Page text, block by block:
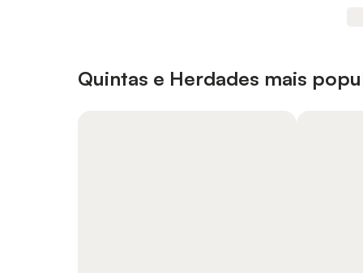
Quintas e Herdades mais